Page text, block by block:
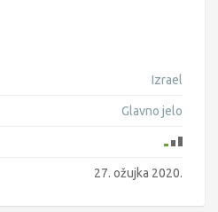
Izrael
Glavno jelo
27. ožujka 2020.